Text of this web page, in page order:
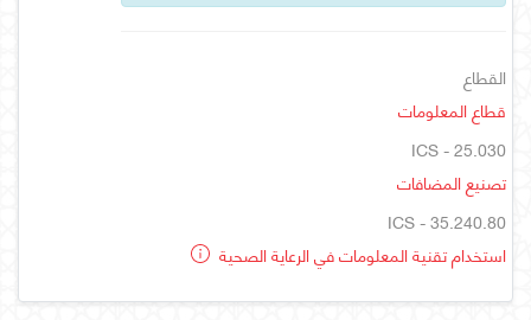
القطاع
قطاع المعلومات
ICS - 25.030
تصنيع المضافات
ICS - 35.240.80
استخدام تقنية المعلومات في الرعاية الصحية